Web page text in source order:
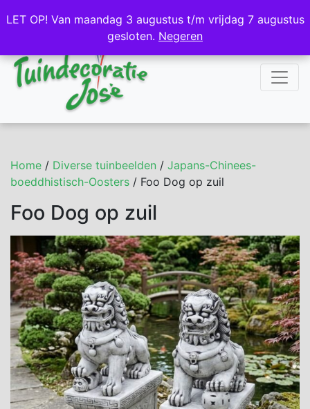
NL DE
Home / Diverse tuinbeelden / Japans-Chinees-
boeddhistisch-Oosters / Foo Dog op zuil
Foo Dog op zuil
LET OP! Van maandag 3 augustus t/m vrijdag 7 augustus
gesloten. Negeren
LET OP! Van maandag 3 augustus t/m vrijdag 7 augustus
gesloten. Negeren